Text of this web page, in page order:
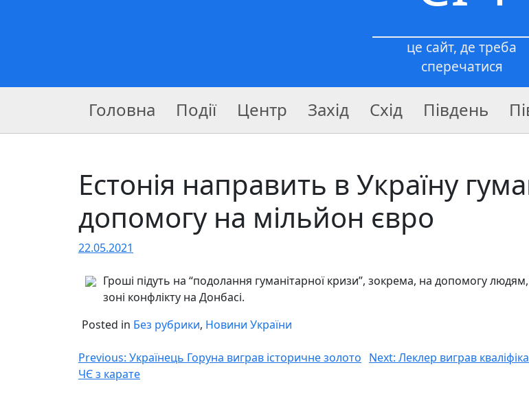
це сайт, де треба
сперечатися
Головна Події Центр Захід Схід Південь
Естонія направить в Україну
допомогу на мільйон євро
22.05.2021
Гроші підуть на “подолання гуманітарної кризи”, зокрема, на допомогу
зоні конфлікту на Донбасі.
Posted in Без рубрики, Новини України
Навігація
записів
Previous: Українець Горуна виграв історичне золото
ЧЄ з карате
Next: Леклер виграв